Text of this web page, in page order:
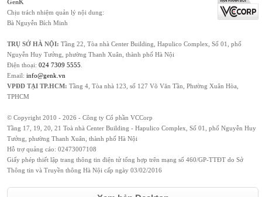
GenK
Chịu trách nhiệm quản lý nội dung:
Bà Nguyễn Bích Minh
TRỤ SỞ HÀ NỘI: Tầng 22, Tòa nhà Center Building, Hapulico Complex, Số 01, phố
Nguyễn Huy Tưởng, phường Thanh Xuân, thành phố Hà Nội
Điện thoại: 024 7309 5555
Email: info@genk.vn
VPĐD TẠI TP.HCM: Tầng 4, Tòa nhà 123, số 127 Võ Văn Tần, Phường Xuân Hòa,
TPHCM
© Copyright 2010 - 2026 - Công ty Cổ phần VCCorp
Tầng 17, 19, 20, 21 Toà nhà Center Building - Hapulico Complex, Số 01, phố Nguyễn Huy
Tưởng, phường Thanh Xuân, thành phố Hà Nội
Hỗ trợ quảng cáo: 02473007108
Giấy phép thiết lập trang thông tin điện tử tổng hợp trên mạng số 460/GP-TTĐT do Sở
Thông tin và Truyền thông Hà Nội cấp ngày 03/02/2016